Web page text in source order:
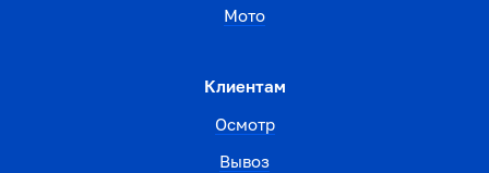
Мото
Клиентам
Осмотр
Вывоз